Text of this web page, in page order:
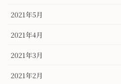
2021年5月
2021年4月
2021年3月
2021年2月